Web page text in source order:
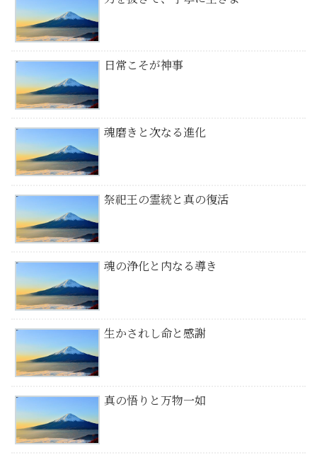
日常こそが神事
魂磨きと次なる進化
祭祀王の霊統と真の復活
魂の浄化と内なる導き
生かされし命と感謝
真の悟りと万物一如